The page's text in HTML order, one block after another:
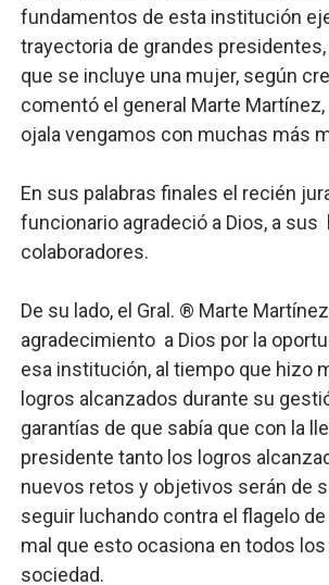
fundamentos de esta institución
trayectoria de grandes
que se incluye una mujer, según
comentó el general Marte Martínez,
ojala vengamos con muchas más
En sus palabras finales el recién
funcionario agradeció a Dios, a sus
colaboradores.
De su lado, el Gral. ®️ Marte
agradecimiento a Dios por la
esa institución, al tiempo que hizo
logros alcanzados durante su
garantías de que sabía que con la
presidente tanto los logros
nuevos retos y objetivos serán de
seguir luchando contra el flagelo de
mal que esto ocasiona en todos
sociedad.